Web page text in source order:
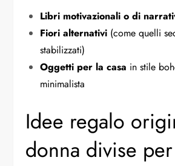
Libri motivazionali o di
Fiori alternativi (come quelli
stabilizzati)
Oggetti per la casa in stile
minimalista
Idee regalo
donna divise